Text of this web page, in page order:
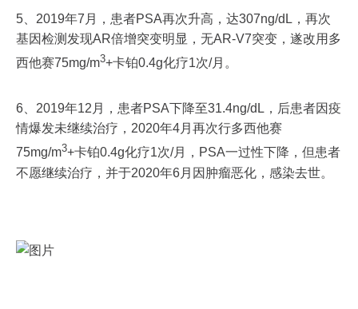
5、2019年7月，患者PSA再次升高，达307ng/dL，再次
基因检测发现AR倍增突变明显，无AR-V7突变，遂改用多
西他赛75mg/m3+卡铂0.4g化疗1次/月。
6、2019年12月，患者PSA下降至31.4ng/dL，后患者因疫
情爆发未继续治疗，2020年4月再次行多西他赛
75mg/m3+卡铂0.4g化疗1次/月，PSA一过性下降，但患者
不愿继续治疗，并于2020年6月因肿瘤恶化，感染去世。